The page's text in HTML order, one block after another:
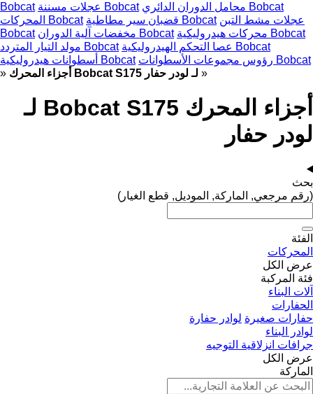
Bobcat
عجلات مسننة Bobcat
محامل الدوران الدائري Bobcat
المحركات Bobcat
قضبان سير مطاطية Bobcat عجلات مشط التبن
Bobcat
مخفضات آلية الدوران Bobcat
محركات هيدروليكية Bobcat
مولد التيار المتردد Bobcat
عصا التحكم الهيدروليكية Bobcat
أسطوانات هيدروليكية Bobcat
رؤوس مجموعات الأسطوانات Bobcat
»
أجزاء المحرك Bobcat S175 لـ لودر حفار »
أجزاء المحرك Bobcat S175 لـ
لودر حفار
بحث
(رقم مرجعي, الماركة, الموديل, قطع الغيار)
الفئة
المحركات
عرض الكل
فئة المركبة
آلات البناء
الحفارات
حفارات صغيرة لوادر حفارة
لوادر البناء
جرافات انزلاقية التوجيه
عرض الكل
الماركة